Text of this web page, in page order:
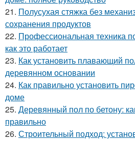
21. Полусухая стяжка без
сохранения продуктов
22. Профессиональная техника
как это работает
23. Как установить плавающий
деревянном основании
24. Как правильно установить
доме
25. Деревянный пол по бетону:
правильно
26. Строительный подход: